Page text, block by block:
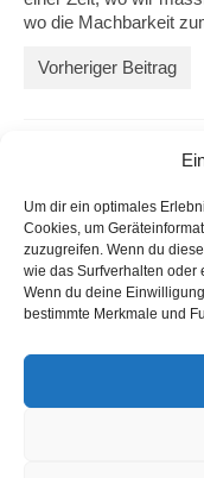
Um dir ein optimales
Cookies, um
zuzugreifen. Wenn du
wie das Surfverhalten oder
Wenn du deine
bestimmte Merkmale und
wo die Machbarkeit
Vorheriger Beitrag